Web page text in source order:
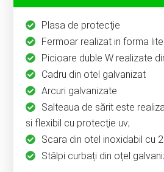
Plasa de protecţie
Fermoar realizat in forma
Picioare duble W realizate
Cadru din otel galvanizat
Arcuri galvanizate
Salteaua de sărit este
si flexibil cu protecţie uv;
Scara din otel inoxidabil cu
Stâlpi curbați din oțel